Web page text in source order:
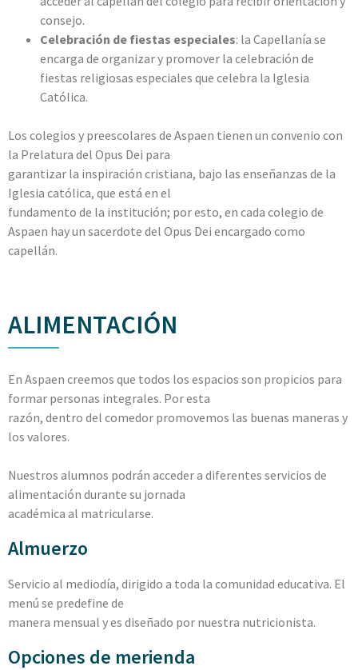
consejo.
Celebración de fiestas especiales: la Capellanía se
encarga de organizar y promover la celebración de
fiestas religiosas especiales que celebra la Iglesia
Católica.
Los colegios y preescolares de Aspaen tienen un convenio con
la Prelatura del Opus Dei para
garantizar la inspiración cristiana, bajo las enseñanzas de la
Iglesia católica, que está en el
fundamento de la institución; por esto, en cada colegio de
Aspaen hay un sacerdote del Opus Dei encargado como
capellán.
ALIMENTACIÓN
En Aspaen creemos que todos los espacios son propicios para
formar personas integrales. Por esta
razón, dentro del comedor promovemos las buenas maneras y
los valores.
Nuestros alumnos podrán acceder a diferentes servicios de
alimentación durante su jornada
académica al matricularse.
Almuerzo
Servicio al mediodía, dirigido a toda la comunidad educativa. El
menú se predefine de
manera mensual y es diseñado por nuestra nutricionista.
Opciones de merienda